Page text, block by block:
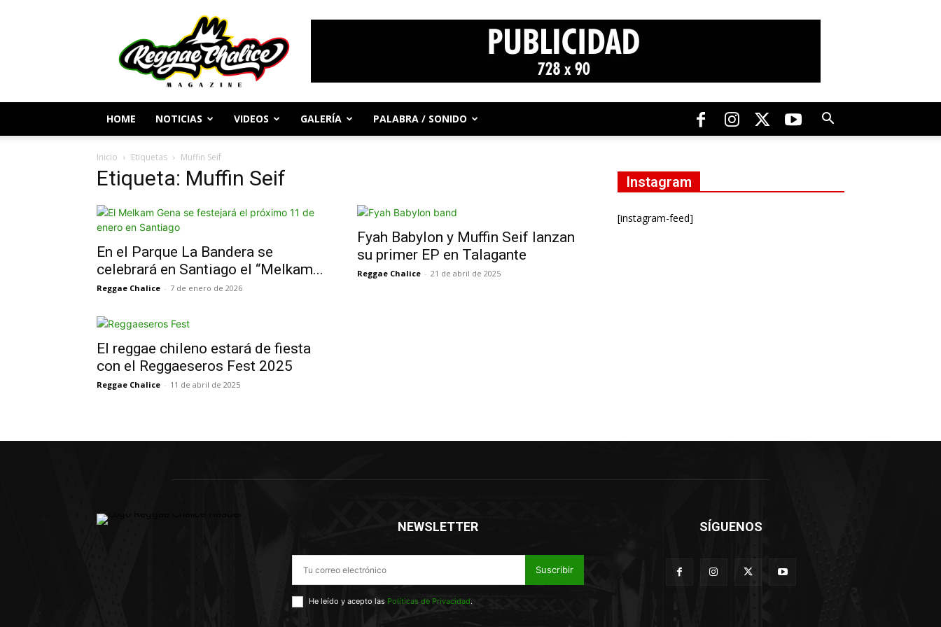
Periodismo
y
Cultura
Reggae
HOME NOTICIAS VIDEOS GALERÍA PALABRA / SONIDO
Inicio Etiquetas Muffin Seif
Etiqueta: Muffin Seif
En el Parque La Bandera se
celebrará en Santiago el “Melkam...
Reggae Chalice - 7 de enero de 2026
Fyah Babylon y Muffin Seif lanzan
su primer EP en Talagante
Reggae Chalice - 21 de abril de 2025
El reggae chileno estará de fiesta
con el Reggaeseros Fest 2025
Reggae Chalice - 11 de abril de 2025
Instagram
[instagram-feed]
NEWSLETTER
Suscribir
He leído y acepto las Políticas de Privacidad.
SÍGUENOS